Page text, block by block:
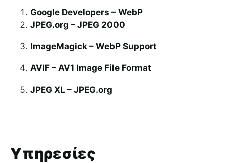
Google Developers – WebP
JPEG.org – JPEG 2000
ImageMagick – WebP Support
AVIF – AV1 Image File Format
JPEG XL – JPEG.org
Υπηρεσίες